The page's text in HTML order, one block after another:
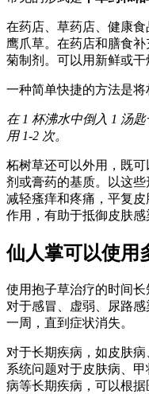
在药店、草药店、健康
鹰爪草。在药店和膳食
菊制剂。可以用新鲜或干
一种简单快捷的方法是将
在 1 杯沸水中倒入 1 汤
用 1-2 次。
柘树草还可以外用，既
剂或膏药的基质。以这些
减轻瘙痒和疼痛，平复
作用，有助于抵御皮肤感
仙人掌可以使用
使用抱子草治疗的时间长
对于感冒、虚弱、尿路
一周，直到症状消失。
对于长期疾病，如皮肤
系统问题对于皮肤病、
病等长期疾病，可以根